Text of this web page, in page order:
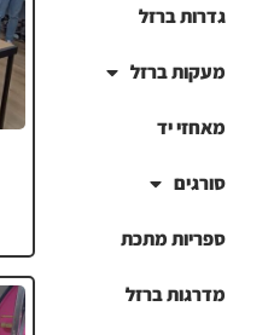
גדרות ברזל
מעקות ברזל
מאחזי יד
סורגים
ספריות מתכת
מדרגות ברזל